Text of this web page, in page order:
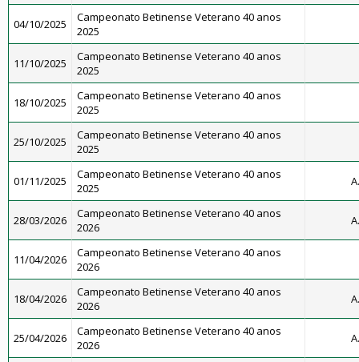
04/10/2025
Campeonato Betinense Veterano 40 anos
2025
11/10/2025
Campeonato Betinense Veterano 40 anos
2025
18/10/2025
Campeonato Betinense Veterano 40 anos
2025
25/10/2025
Campeonato Betinense Veterano 40 anos
2025
01/11/2025
Campeonato Betinense Veterano 40 anos
2025
28/03/2026
Campeonato Betinense Veterano 40 anos
2026
11/04/2026
Campeonato Betinense Veterano 40 anos
2026
18/04/2026
Campeonato Betinense Veterano 40 anos
2026
25/04/2026
Campeonato Betinense Veterano 40 anos
2026